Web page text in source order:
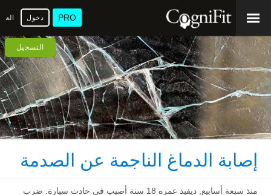
PRO دخول
التسجيل
إصابة الدماغ الناجمة عن الصدمة
منذ سبعة أسابيع, ديفيد عمره 18 سنة أصيب في حادث سيارة. ضرب